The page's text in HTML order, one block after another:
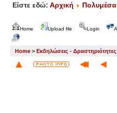
Είστε εδώ: Αρχική Πολυμέσα
Home Upload file Login
Home > Εκδηλώσεις - Δραστηριότητες